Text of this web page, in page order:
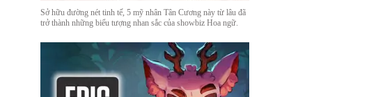
Sở hữu đường nét tinh tế, 5 mỹ nhân Tân Cương này từ lâu đã
trở thành những biểu tượng nhan sắc của showbiz Hoa ngữ.